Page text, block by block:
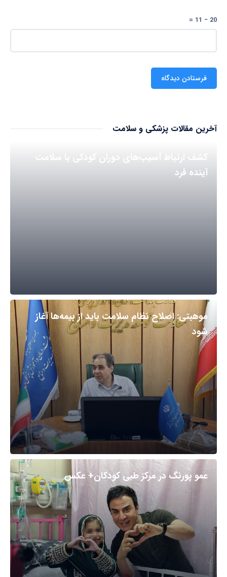
20 − 11 =
آخرین مقالات پزشکی و سلامت
کشف ارتباط آسیب‌های دوران کودکی با سلامت
آینده فرد
موهبتی: اصلاح نظام سلامت باید از بیمه‌ها آغاز
شود
عمو پورنگ در مرکز طبی کودکان+ عکس